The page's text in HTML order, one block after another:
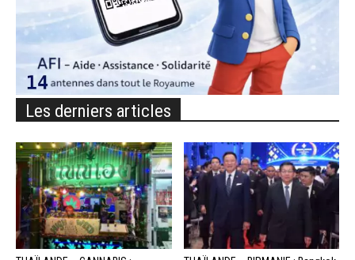
Les derniers articles